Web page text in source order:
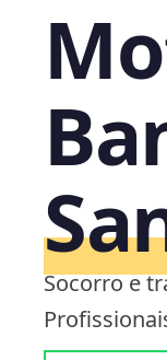
Socorro e